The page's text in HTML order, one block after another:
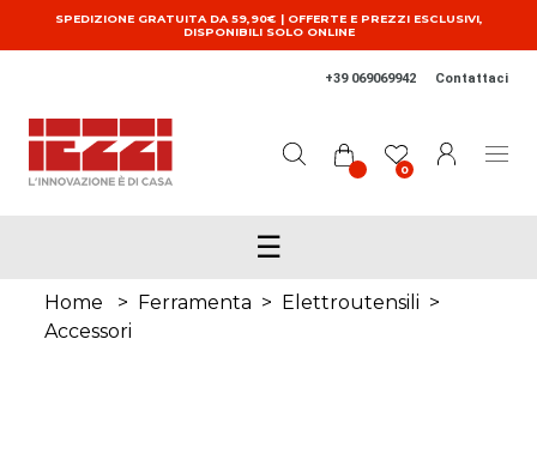
Salta al contenuto principale
SPEDIZIONE GRATUITA DA 59,90€ | OFFERTE E PREZZI ESCLUSIVI,
DISPONIBILI SOLO ONLINE
+39 069069942 Contattaci
0
☰
Home > Ferramenta > Elettroutensili >
Accessori